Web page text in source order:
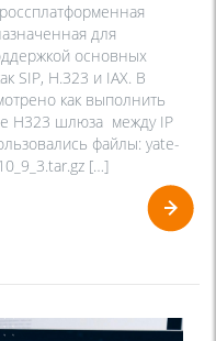
для
основных
SIP, H.323 и IAX. В
как выполнить
H323 шлюза между IP
файлы: yate-
[…]